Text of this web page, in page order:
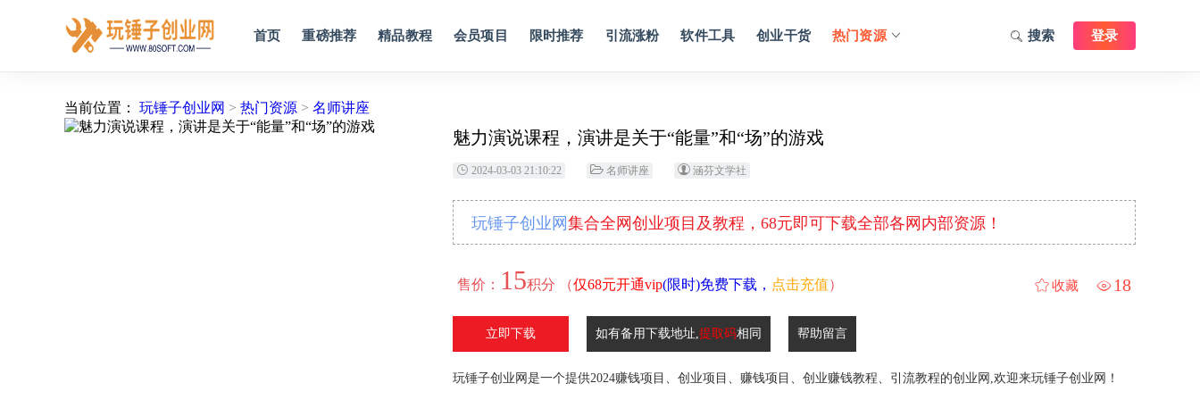
首页 重磅推荐 精品教程 会员项目 限时推荐 引流涨粉 软件工具 创业干货 热门资源 登录
搜索
当前位置： 玩锤子创业网 > 热门资源 > 名师讲座
魅力演说课程，演讲是关于“能量”和“场”的游戏
2024-03-03 21:10:22 名师讲座 涵芬文学社
玩锤子创业网 集合全网创业项目及教程，68元即可下载全部各网内部资源！
售价： 15积分 （仅68元开通vip(限时)免费下载， 点击充值） 18
收藏
立即下载 如有备用下载地址,提取码相同 帮助留言
玩锤子创业网是一个提供2024赚钱项目、创业项目、赚钱项目、创业赚钱教程、引流教程的创业网,欢迎来玩锤子创业网！